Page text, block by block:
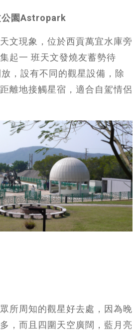
公園Astropark
文現象，位於西貢萬宜水庫旁
起一 班天文發燒友蓄勢待
，設有不同的觀星設備，除
離地接觸星宿，適合自駕情侶
所周知的觀星好去處，因為晚
，而且四圍天空廣闊，藍月亮